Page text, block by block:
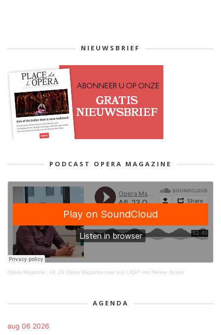
NIEUWSBRIEF
PODCAST OPERA MAGAZINE
Opera Magazine · Afl. 23 Opera Magazine over aus LICHT met Renee Jonker
AGENDA
aug 06 2026